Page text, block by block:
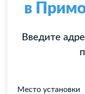
в
Введите
Место установки